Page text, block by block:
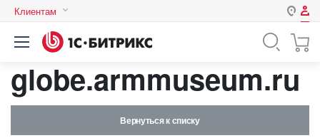
Клиентам
Казахстан
Авторизация
Логин
globe.armmuseum.ru
Вернуться к списку